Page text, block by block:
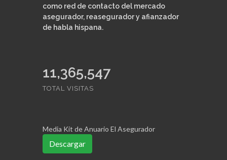
como red de contacto del mercado
asegurador, reasegurador y afianzador
de habla hispana.
11,365,547
TOTAL VISITAS
Media Kit de Anuario El Asegurador
Descargar